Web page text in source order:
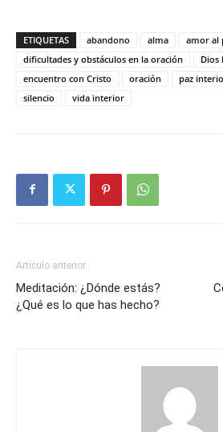
ETIQUETAS abandono alma
amor al
dificultades y obstáculos en la oración
Dios
encuentro con Cristo
oración paz
silencio
vida interior
Artículo anterior
Meditación: ¿Dónde estás?
¿Qué es lo que has hecho?